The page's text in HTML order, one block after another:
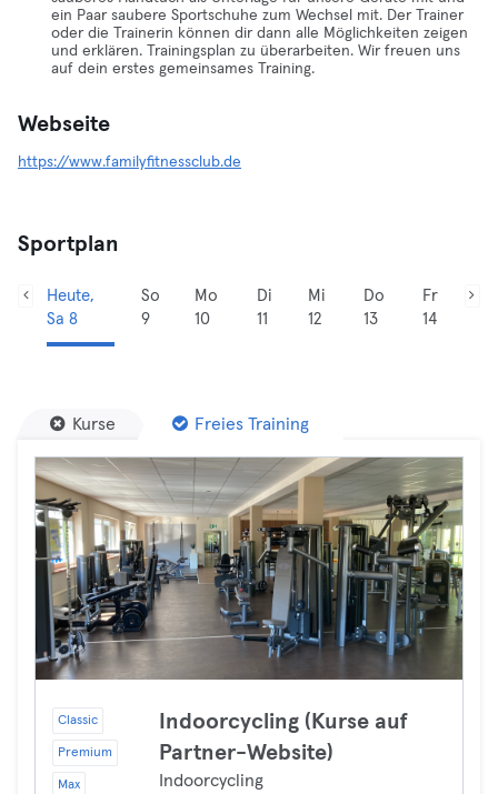
ein Paar saubere Sportschuhe zum Wechsel mit. Der Trainer
oder die Trainerin können dir dann alle Möglichkeiten zeigen
und erklären. Trainingsplan zu überarbeiten. Wir freuen uns
auf dein erstes gemeinsames Training.
Webseite
https://www.familyfitnessclub.de
Sportplan
Heute,
Sa 8
So
9
Mo
10
Di
11
Mi
12
Do
13
Fr
14
Kurse Freies Training
Classic
Premium
Max
Indoorcycling (Kurse auf
Partner-Website)
Indoorcycling